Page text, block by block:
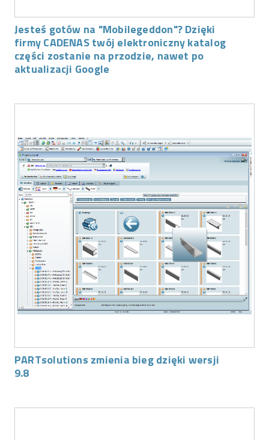
Jesteś gotów na "Mobilegeddon"? Dzięki
firmy CADENAS twój elektroniczny katalog
części zostanie na przodzie, nawet po
aktualizacji Google
PARTsolutions zmienia bieg dzięki wersji
9.8